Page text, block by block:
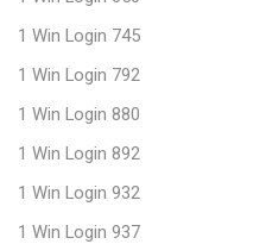
1 Win Login 745
1 Win Login 792
1 Win Login 880
1 Win Login 892
1 Win Login 932
1 Win Login 937